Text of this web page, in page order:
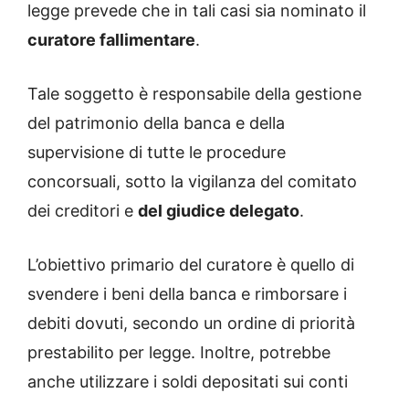
legge prevede che in tali casi sia nominato il
curatore fallimentare.
Tale soggetto è responsabile della gestione
del patrimonio della banca e della
supervisione di tutte le procedure
concorsuali, sotto la vigilanza del comitato
dei creditori e del giudice delegato.
L’obiettivo primario del curatore è quello di
svendere i beni della banca e rimborsare i
debiti dovuti, secondo un ordine di priorità
prestabilito per legge. Inoltre, potrebbe
anche utilizzare i soldi depositati sui conti